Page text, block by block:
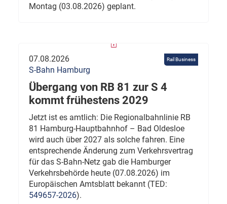
Montag (03.08.2026) geplant.
Rail Business
07.08.2026
S-Bahn Hamburg
Übergang von RB 81 zur S 4
kommt frühestens 2029
Jetzt ist es amtlich: Die Regionalbahnlinie RB
81 Hamburg-Hauptbahnhof – Bad Oldesloe
wird auch über 2027 als solche fahren. Eine
entsprechende Änderung zum Verkehrsvertrag
für das S-Bahn-Netz gab die Hamburger
Verkehrsbehörde heute (07.08.2026) im
Europäischen Amtsblatt bekannt (TED:
549657-2026).